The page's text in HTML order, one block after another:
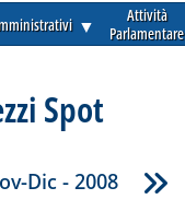
▼
Attività
Parlamentare
Spot
Dic - 2008